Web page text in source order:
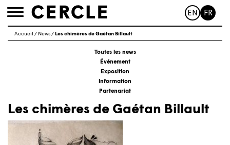
Toggle
EN FR
Accueil / News/ Les chimères de Gaétan Billault
Toutes les news
Événement
Exposition
Information
Partenariat
Les chimères de Gaétan Billault